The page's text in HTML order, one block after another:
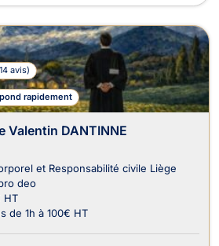
avis)
rapidement
Valentin DANTINNE
et Responsabilité civile Liège
deo
HT
de 1h à 100€ HT